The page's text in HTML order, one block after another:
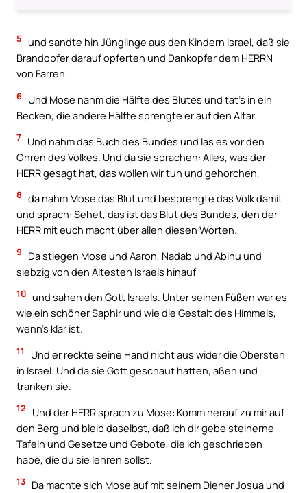
5 und sandte hin Jünglinge aus den Kindern Israel, daß sie
Brandopfer darauf opferten und Dankopfer dem HERRN
von Farren.
6 Und Mose nahm die Hälfte des Blutes und tat’s in ein
Becken, die andere Hälfte sprengte er auf den Altar.
7 Und nahm das Buch des Bundes und las es vor den
Ohren des Volkes. Und da sie sprachen: Alles, was der
HERR gesagt hat, das wollen wir tun und gehorchen,
8 da nahm Mose das Blut und besprengte das Volk damit
und sprach: Sehet, das ist das Blut des Bundes, den der
HERR mit euch macht über allen diesen Worten.
9
Da stiegen Mose und Aaron, Nadab und Abihu und
siebzig von den Ältesten Israels hinauf
10 und sahen den Gott Israels. Unter seinen Füßen war es
wie ein schöner Saphir und wie die Gestalt des Himmels,
wenn’s klar ist.
11
Und er reckte seine Hand nicht aus wider die Obersten
in Israel. Und da sie Gott geschaut hatten, aßen und
tranken sie.
12
Und der HERR sprach zu Mose: Komm herauf zu mir auf
den Berg und bleib daselbst, daß ich dir gebe steinerne
Tafeln und Gesetze und Gebote, die ich geschrieben
habe, die du sie lehren sollst.
13 Da machte sich Mose auf mit seinem Diener Josua und